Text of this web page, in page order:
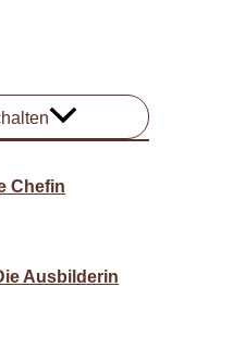
Chefin
Ausbilderin